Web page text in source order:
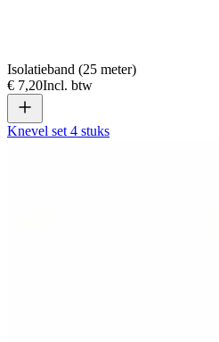
Isolatieband (25 meter)
€ 7,20Incl. btw
Knevel set 4 stuks